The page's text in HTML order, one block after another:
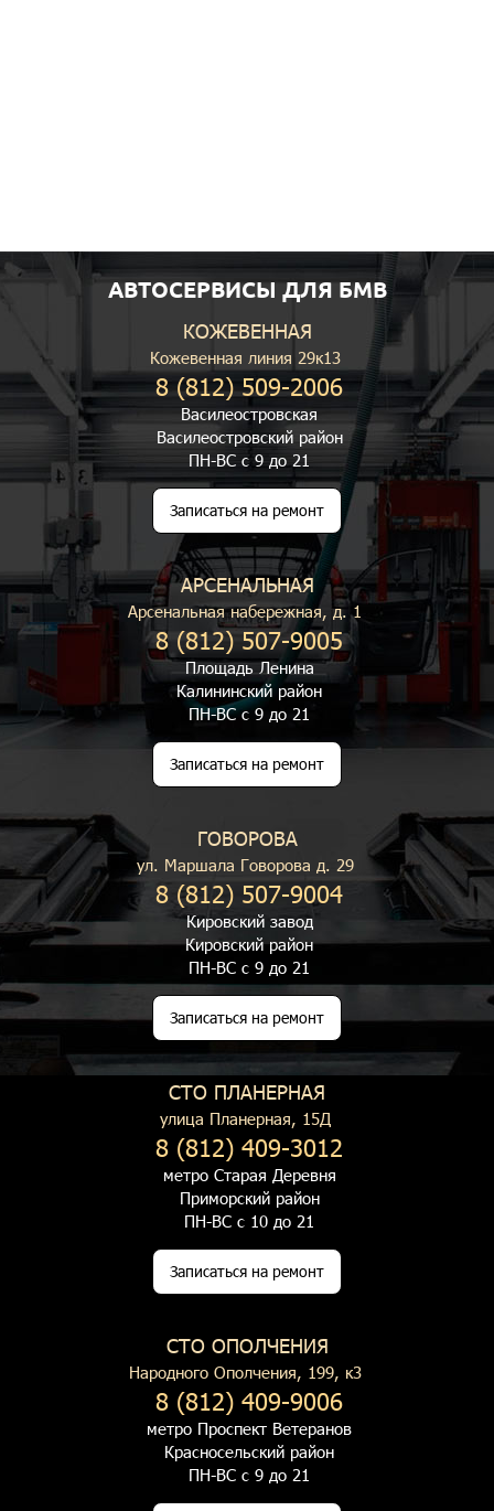
АВТОСЕРВИСЫ ДЛЯ БМВ
КОЖЕВЕННАЯ
Кожевенная линия 29к13
8 (812) 509-2006
Василеостровская
Василеостровский район
ПН-ВС с 9 до 21
Записаться на ремонт
АРСЕНАЛЬНАЯ
Арсенальная набережная, д. 1
8 (812) 507-9005
Площадь Ленина
Калининский район
ПН-ВС с 9 до 21
Записаться на ремонт
ГОВОРОВА
ул. Маршала Говорова д. 29
8 (812) 507-9004
Кировский завод
Кировский район
ПН-ВС с 9 до 21
Записаться на ремонт
СТО ПЛАНЕРНАЯ
улица Планерная, 15Д
8 (812) 409-3012
метро Старая Деревня
Приморский район
ПН-ВС с 10 до 21
Записаться на ремонт
СТО ОПОЛЧЕНИЯ
Народного Ополчения, 199, к3
8 (812) 409-9006
метро Проспект Ветеранов
Красносельский район
ПН-ВС с 9 до 21